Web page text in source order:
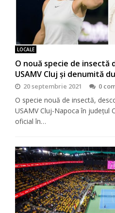
LOCALE
O nouă specie de insectă
USAMV Cluj și denumită
20 septembrie 2021 0
O specie nouă de insectă,
USAMV Cluj-Napoca în județul
oficial în…